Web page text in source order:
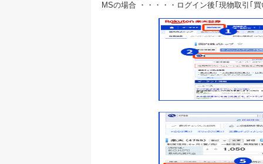
MSの場合 ・・・・・ログイン後｢現物取引｢